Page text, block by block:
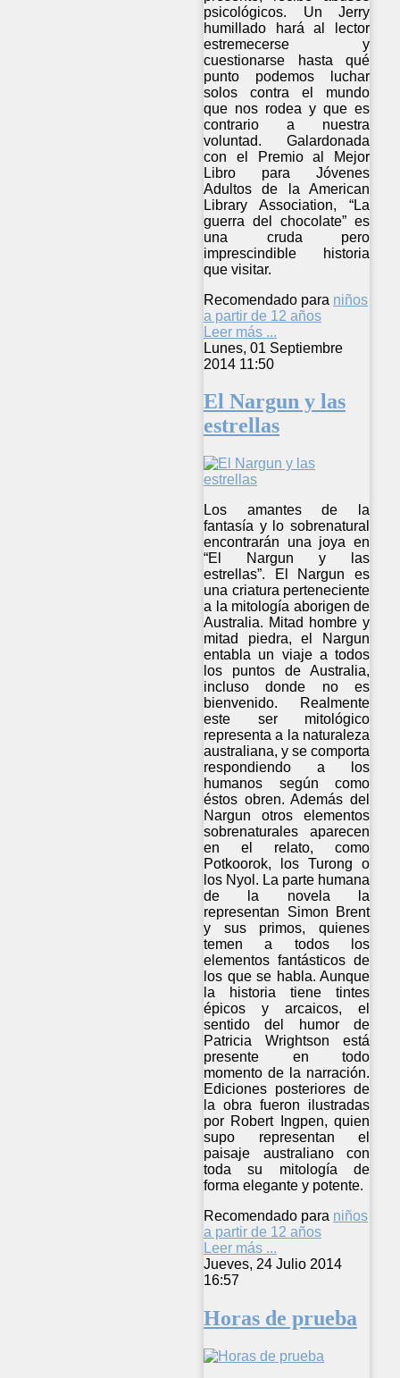
psicológicos. Un Jerry
humillado hará al lector
estremecerse y
cuestionarse hasta qué
punto podemos luchar
solos contra el mundo
que nos rodea y que es
contrario a nuestra
voluntad. Galardonada
con el Premio al Mejor
Libro para Jóvenes
Adultos de la American
Library Association, “La
guerra del chocolate” es
una cruda pero
imprescindible historia
que visitar.
Recomendado para niños
a partir de 12 años
Leer más ...
Lunes, 01 Septiembre
2014 11:50
El Nargun y las
estrellas
Los amantes de la
fantasía y lo sobrenatural
encontrarán una joya en
“El Nargun y las
estrellas”. El Nargun es
una criatura perteneciente
a la mitología aborigen de
Australia. Mitad hombre y
mitad piedra, el Nargun
entabla un viaje a todos
los puntos de Australia,
incluso donde no es
bienvenido. Realmente
este ser mitológico
representa a la naturaleza
australiana, y se comporta
respondiendo a los
humanos según como
éstos obren. Además del
Nargun otros elementos
sobrenaturales aparecen
en el relato, como
Potkoorok, los Turong o
los Nyol. La parte humana
de la novela la
representan Simon Brent
y sus primos, quienes
temen a todos los
elementos fantásticos de
los que se habla. Aunque
la historia tiene tintes
épicos y arcaicos, el
sentido del humor de
Patricia Wrightson está
presente en todo
momento de la narración.
Ediciones posteriores de
la obra fueron ilustradas
por Robert Ingpen, quien
supo representan el
paisaje australiano con
toda su mitología de
forma elegante y potente.
Recomendado para niños
a partir de 12 años
Leer más ...
Jueves, 24 Julio 2014
16:57
Horas de prueba